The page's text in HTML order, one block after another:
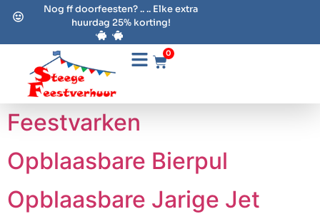
Nog ff doorfeesten? .. .. Elke extra
huurdag 25% korting!
0
Feestvarken
Opblaasbare Bierpul
Opblaasbare Jarige Jet